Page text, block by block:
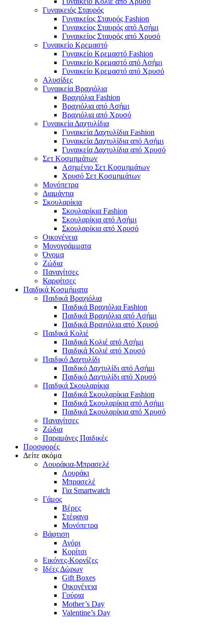
Γυναικειός Σταυρός
Γυναικείος Σταυρός Fashion
Γυναικείος Σταυρός από Ασήμι
Γυναικείος Σταυρός από Χρυσό
Γυναικείο Κρεμαστό
Γυναικείο Κρεμαστό Fashion
Γυναικείο Κρεμαστό από Ασήμι
Γυναικείο Κρεμαστό από Χρυσό
Αλυσίδες
Γυναικεία Βραχιόλια
Βραχιόλια Fashion
Βραχιόλια από Ασήμι
Βραχιόλια από Χρυσό
Γυναικεία Δαχτυλίδια
Γυναικεία Δαχτυλίδια Fashion
Γυναικεία Δαχτυλίδια από Ασήμι
Γυναικεία Δαχτυλίδια από Χρυσό
Σετ Κοσμημάτων
Ασημένιο Σετ Κοσμημάτων
Χρυσό Σετ Κοσμημάτων
Μονόπετρα
Διαμάντια
Σκουλαρίκια
Σκουλαρίκια Fashion
Σκουλαρίκια από Ασήμι
Σκουλαρίκια από Χρυσό
Οικογένεια
Μονογράμματα
Όνομα
Ζώδια
Παναγίτσες
Καρφίτσες
Παιδικά Κοσμήματα
Παιδικά Βραχιόλια
Παιδικά Βραχιόλια Fashion
Παιδικά Βραχιόλια από Ασήμι
Παιδικά Βραχιόλια από Χρυσό
Παιδικά Κολιέ
Παιδικά Κολιέ από Ασήμι
Παιδικά Κολιέ από Χρυσό
Παιδικό Δαχτυλίδι
Παιδικό Δαχτυλίδι από Ασήμι
Παιδικό Δαχτυλίδι από Χρυσό
Παιδικά Σκουλαρίκια
Παιδικά Σκουλαρίκια Fashion
Παιδικά Σκουλαρίκια από Ασήμι
Παιδικά Σκουλαρίκια από Χρυσό
Παναγίτσες
Ζώδια
Παραμάνες Παιδικές
Προσφορές
Δείτε ακόμα
Λουράκια-Μπρασελέ
Λουράκι
Μπρασελέ
Για Smartwatch
Γάμος
Βέρες
Στέφανα
Μονόπετρα
Βάφτιση
Αγόρι
Κορίτσι
Εικόνες-Κορνίζες
Ιδέες Δώρων
Gift Boxes
Οικογένεια
Γούρια
Mother’s Day
Valentine’s Day